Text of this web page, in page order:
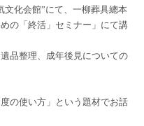
文化会館”にて、一柳葬具總本
の「終活」セミナー」にて講
品整理、成年後見についての
の使い方」という題材でお話